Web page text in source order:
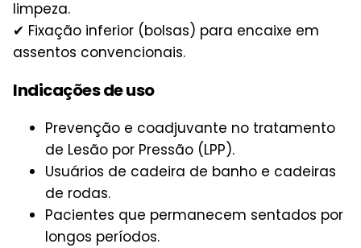
limpeza.
✔ Fixação inferior (bolsas) para encaixe em
assentos convencionais.
Indicações de uso
Prevenção e coadjuvante no tratamento
de Lesão por Pressão (LPP).
Usuários de cadeira de banho e cadeiras
de rodas.
Pacientes que permanecem sentados por
longos períodos.